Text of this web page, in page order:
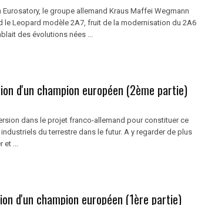
Eurosatory, le groupe allemand Kraus Maffei Wegmann
le Leopard modèle 2A7, fruit de la modernisation du 2A6
des évolutions nées ...
d'un champion européen (2ème partie)
dans le projet franco-allemand pour constituer ce
du terrestre dans le futur. A y regarder de plus
et ...
d'un champion européen (1ère partie)